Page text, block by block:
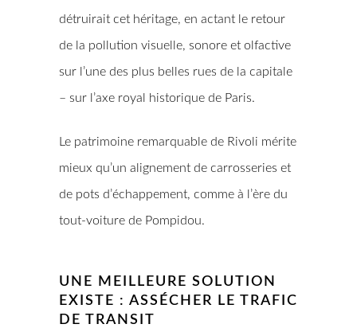
détruirait cet héritage, en actant le retour
de la pollution visuelle, sonore et olfactive
sur l’une des plus belles rues de la capitale
– sur l’axe royal historique de Paris.
Le patrimoine remarquable de Rivoli mérite
mieux qu’un alignement de carrosseries et
de pots d’échappement, comme à l’ère du
tout-voiture de Pompidou.
UNE MEILLEURE SOLUTION
EXISTE : ASSÉCHER LE TRAFIC
DE TRANSIT